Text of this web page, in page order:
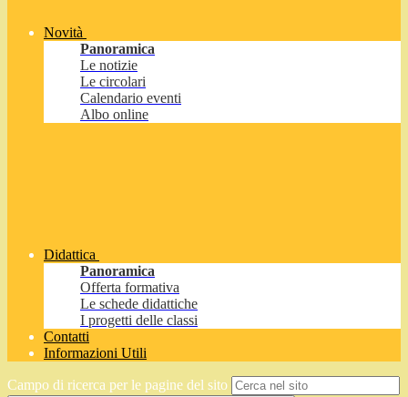
Novità
Panoramica
Le notizie
Le circolari
Calendario eventi
Albo online
Didattica
Panoramica
Offerta formativa
Le schede didattiche
I progetti delle classi
Contatti
Informazioni Utili
Campo di ricerca per le pagine del sito